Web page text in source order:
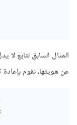
المثال السابق لتابع لا
عن هويتها، نقوم بإعادة
;